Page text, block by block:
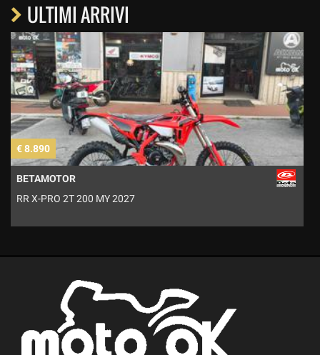
ULTIMI ARRIVI
€ 8.890
BETAMOTOR
RR X-PRO 2T 200 MY 2027